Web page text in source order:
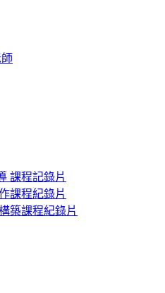
課程記錄片
課程紀錄片
築課程紀錄片